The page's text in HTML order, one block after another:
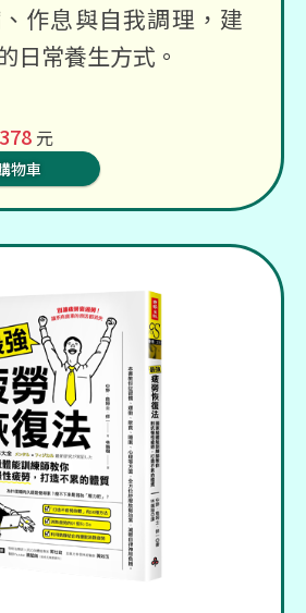
作息與自我調理，建
日常養生方式。
378 元
物車